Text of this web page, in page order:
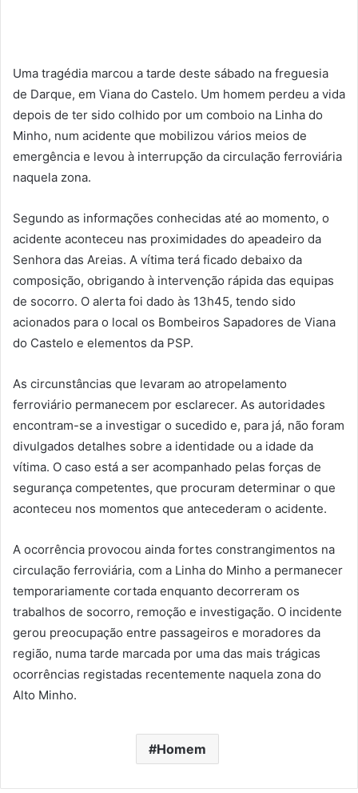
Uma tragédia marcou a tarde deste sábado na freguesia
de Darque, em Viana do Castelo. Um homem perdeu a vida
depois de ter sido colhido por um comboio na Linha do
Minho, num acidente que mobilizou vários meios de
emergência e levou à interrupção da circulação ferroviária
naquela zona.
Segundo as informações conhecidas até ao momento, o
acidente aconteceu nas proximidades do apeadeiro da
Senhora das Areias. A vítima terá ficado debaixo da
composição, obrigando à intervenção rápida das equipas
de socorro. O alerta foi dado às 13h45, tendo sido
acionados para o local os Bombeiros Sapadores de Viana
do Castelo e elementos da PSP.
As circunstâncias que levaram ao atropelamento
ferroviário permanecem por esclarecer. As autoridades
encontram-se a investigar o sucedido e, para já, não foram
divulgados detalhes sobre a identidade ou a idade da
vítima. O caso está a ser acompanhado pelas forças de
segurança competentes, que procuram determinar o que
aconteceu nos momentos que antecederam o acidente.
A ocorrência provocou ainda fortes constrangimentos na
circulação ferroviária, com a Linha do Minho a permanecer
temporariamente cortada enquanto decorreram os
trabalhos de socorro, remoção e investigação. O incidente
gerou preocupação entre passageiros e moradores da
região, numa tarde marcada por uma das mais trágicas
ocorrências registadas recentemente naquela zona do
Alto Minho.
Homem